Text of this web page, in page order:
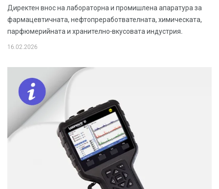
Директен внос на лабораторна и промишлена апаратура за
фармацевтичната, нефтопреработвателната, химическата,
парфюмерийната и хранително-вкусовата индустрия.
16.02.2026